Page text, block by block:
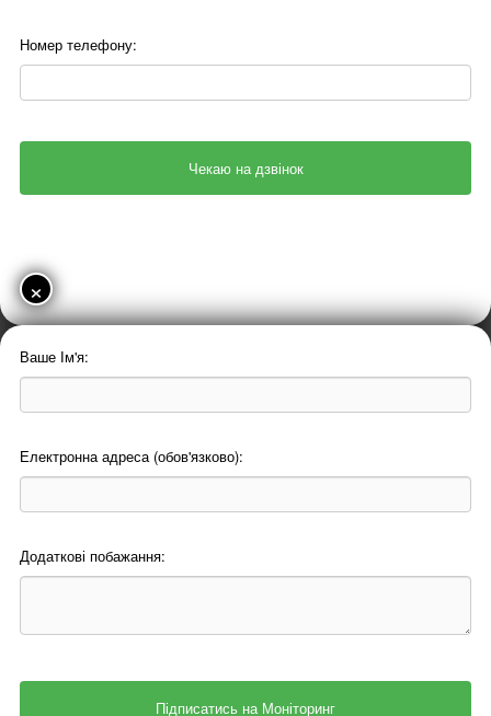
Номер телефону:
×
Ваше Ім'я:
Електронна адреса (обов'язково):
Додаткові побажання: